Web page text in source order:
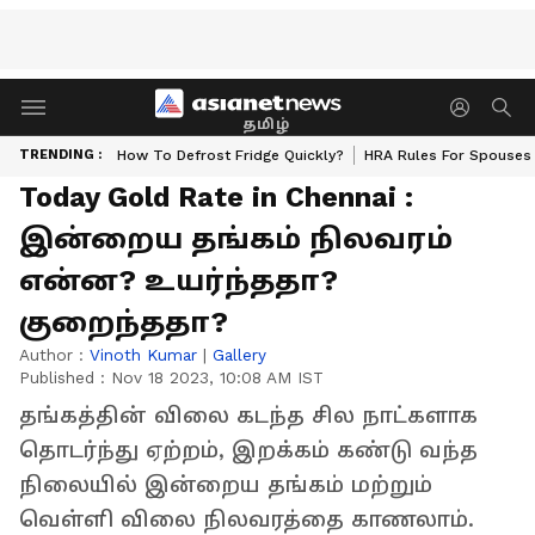
தமிழ்
TRENDING : How To Defrost Fridge Quickly? HRA Rules For Spouses
Today Gold Rate in Chennai :
இன்றைய தங்கம் நிலவரம்
என்ன? உயர்ந்ததா?
குறைந்ததா?
Author : Vinoth Kumar | Gallery
Published : Nov 18 2023, 10:08 AM IST
தங்கத்தின் விலை கடந்த சில நாட்களாக
தொடர்ந்து ஏற்றம், இறக்கம் கண்டு வந்த
நிலையில் இன்றைய தங்கம் மற்றும்
வெள்ளி விலை நிலவரத்தை காணலாம்.